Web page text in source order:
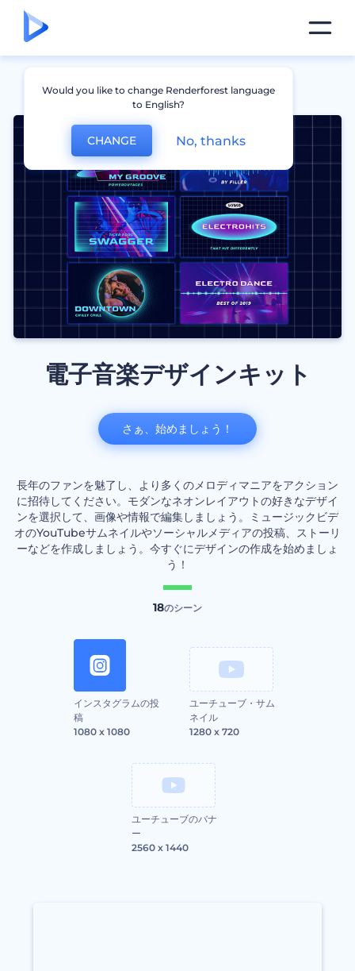
電子音楽デザインキット
長年のファンを魅了し、より多くのメロディマニアをアクション
に招待してください。モダンなネオンレイアウトの好きなデザイ
ンを選択して、画像や情報で編集しましょう。ミュージックビデ
オのYouTubeサムネイルやソーシャルメディアの投稿、ストーリ
ーなどを作成しましょう。今すぐにデザインの作成を始めましょ
う！
18のシーン
インスタグラムの投
稿
1080 x 1080
ユーチューブ・サム
ネイル
1280 x 720
ユーチューブのバナ
ー
2560 x 1440
さぁ、始めましょう！
Would you like to change Renderforest language
to English?
CHANGE No, thanks